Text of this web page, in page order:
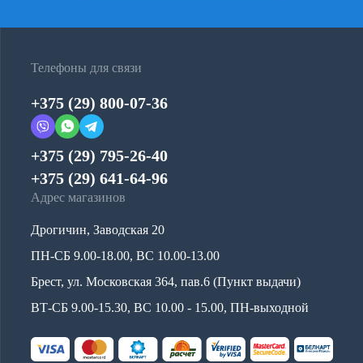
Телефоны для связи
+375 (29) 800-07-36
+375 (29) 795-26-40
+375 (29) 641-64-96
Адрес магазинов
Дрогичин, Заводская 20
ПН-СБ 9.00-18.00, ВС 10.00-13.00
Брест, ул. Московская 364, пав.6 (Пункт выдачи)
ВТ-СБ 9.00-15.30, ВС 10.00 - 15.00, ПН-выходной